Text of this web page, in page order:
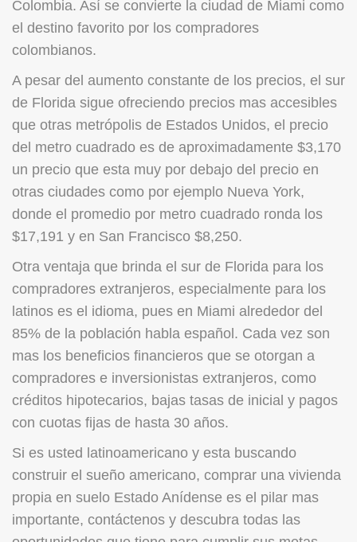
Colombia. Así se convierte la ciudad de Miami como
el destino favorito por los compradores
colombianos.
A pesar del aumento constante de los precios, el sur
de Florida sigue ofreciendo precios mas accesibles
que otras metrópolis de Estados Unidos, el precio
del metro cuadrado es de aproximadamente $3,170
un precio que esta muy por debajo del precio en
otras ciudades como por ejemplo Nueva York,
donde el promedio por metro cuadrado ronda los
$17,191 y en San Francisco $8,250.
Otra ventaja que brinda el sur de Florida para los
compradores extranjeros, especialmente para los
latinos es el idioma, pues en Miami alrededor del
85% de la población habla español. Cada vez son
mas los beneficios financieros que se otorgan a
compradores e inversionistas extranjeros, como
créditos hipotecarios, bajas tasas de inicial y pagos
con cuotas fijas de hasta 30 años.
Si es usted latinoamericano y esta buscando
construir el sueño americano, comprar una vivienda
propia en suelo Estado Anídense es el pilar mas
importante, contáctenos y descubra todas las